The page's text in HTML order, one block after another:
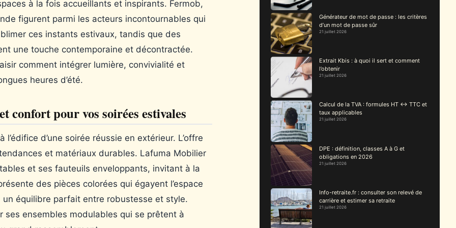
à la fois accueillants et inspirants. Fermob,
figurent parmi les acteurs incontournables qui
ces instants estivaux, tandis que des
une touche contemporaine et décontractée.
comment intégrer lumière, convivialité et
heures d’été.
pour vos soirées estivales
d’une soirée réussie en extérieur. L’offre
et matériaux durables. Lafuma Mobilier
et ses fauteuils enveloppants, invitant à la
des pièces colorées qui égayent l’espace
équilibre parfait entre robustesse et style.
ensembles modulables qui se prêtent à
Générateur de mot de passe : les critères
d’un mot de passe sûr
21 juillet 2026
Extrait Kbis : à quoi il sert et comment
l’obtenir
21 juillet 2026
Calcul de la TVA : formules HT ↔ TTC et
taux applicables
21 juillet 2026
DPE : définition, classes A à G et
obligations en 2026
21 juillet 2026
Info-retraite.fr : consulter son relevé de
carrière et estimer sa retraite
21 juillet 2026